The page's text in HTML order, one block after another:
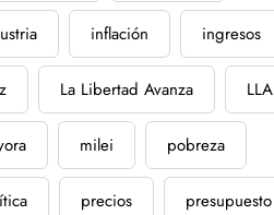
inflación ingresos
La Libertad Avanza LLA
milei pobreza
precios presupuesto